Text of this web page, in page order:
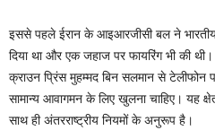
इससे पहले ईरान के आइआरजीसी बल ने
दिया था और एक जहाज पर फायरिंग भी की
क्राउन प्रिंस मुहम्मद बिन सलमान से टेलीफोन
सामान्य आवागमन के लिए खुलना चाहिए। यह
साथ ही अंतरराष्ट्रीय नियमों के अनुरूप है।